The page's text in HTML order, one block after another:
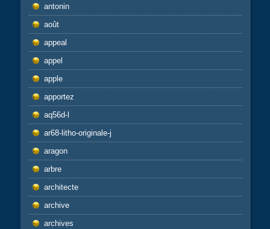
antonin
août
appeal
appel
apple
apportez
aq56d-l
ar68-litho-originale-j
aragon
arbre
architecte
archive
archives